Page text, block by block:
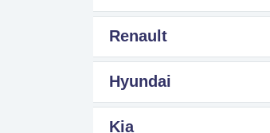
Renault
Hyundai
Kia